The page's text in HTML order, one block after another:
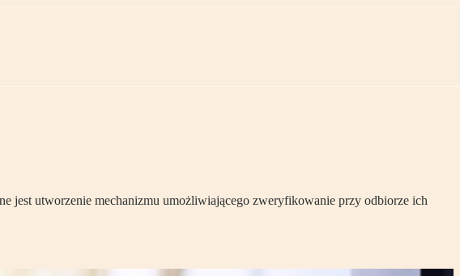
jest utworzenie mechanizmu umożliwiającego zweryfikowanie przy odbiorze ich